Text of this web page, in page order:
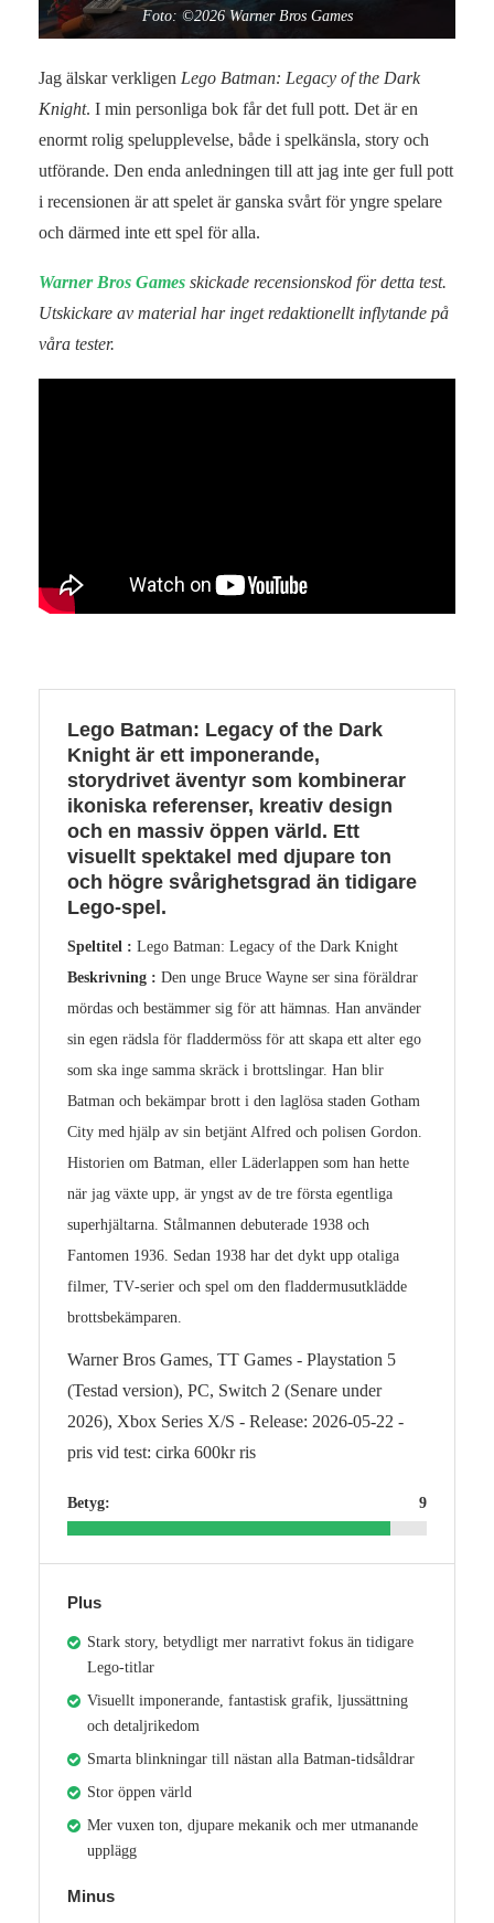
Foto: ©2026 Warner Bros Games
Jag älskar verkligen Lego Batman: Legacy of the Dark
Knight. I min personliga bok får det full pott. Det är en
enormt rolig spelupplevelse, både i spelkänsla, story och
utförande. Den enda anledningen till att jag inte ger full pott
i recensionen är att spelet är ganska svårt för yngre spelare
och därmed inte ett spel för alla.
Warner Bros Games skickade recensionskod för detta test.
Utskickare av material har inget redaktionellt inflytande på
våra tester.
Lego Batman: Legacy of the Dark
Knight är ett imponerande,
storydrivet äventyr som kombinerar
ikoniska referenser, kreativ design
och en massiv öppen värld. Ett
visuellt spektakel med djupare ton
och högre svårighetsgrad än tidigare
Lego‑spel.
Speltitel : Lego Batman: Legacy of the Dark Knight
Beskrivning : Den unge Bruce Wayne ser sina föräldrar
mördas och bestämmer sig för att hämnas. Han använder
sin egen rädsla för fladdermöss för att skapa ett alter ego
som ska inge samma skräck i brottslingar. Han blir
Batman och bekämpar brott i den laglösa staden Gotham
City med hjälp av sin betjänt Alfred och polisen Gordon.
Historien om Batman, eller Läderlappen som han hette
när jag växte upp, är yngst av de tre första egentliga
superhjältarna. Stålmannen debuterade 1938 och
Fantomen 1936. Sedan 1938 har det dykt upp otaliga
filmer, TV‑serier och spel om den fladdermusutklädde
brottsbekämparen.
Warner Bros Games, TT Games - Playstation 5
(Testad version), PC, Switch 2 (Senare under
2026), Xbox Series X/S - Release: 2026-05-22 -
pris vid test: cirka 600kr ris
Betyg: 9
Plus
Stark story, betydligt mer narrativt fokus än tidigare
Lego‑titlar
Visuellt imponerande, fantastisk grafik, ljussättning
och detaljrikedom
Smarta blinkningar till nästan alla Batman‑tidsåldrar
Stor öppen värld
Mer vuxen ton, djupare mekanik och mer utmanande
upplägg
Minus